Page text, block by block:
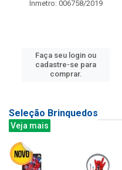
Inmetro: 006758/2019
Faça seu login ou
cadastre-se para
comprar.
Seleção Brinquedos
Veja mais